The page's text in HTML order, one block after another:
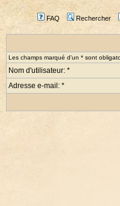
FAQ Rechercher
Les champs marqué d'un * sont
Nom d'utilisateur: *
Adresse e-mail: *